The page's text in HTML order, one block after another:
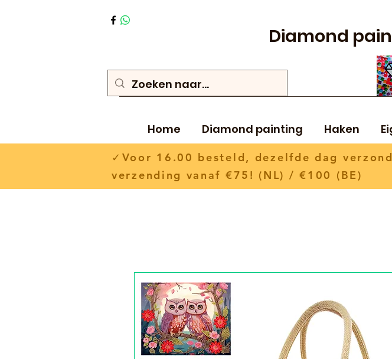
Diamond
Home Diamond painting Haken
✓Voor 16.00 besteld, dezelfde dag
verzending vanaf €75! (NL) / €100 (BE)